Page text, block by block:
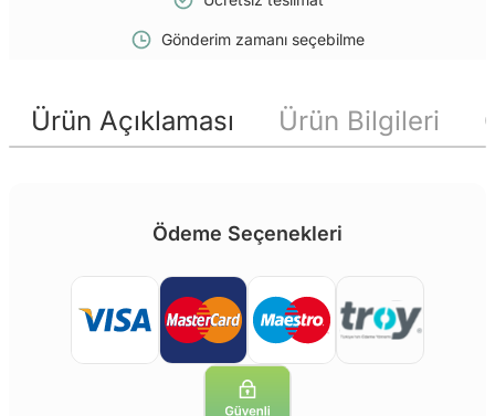
Gönderim zamanı seçebilme
Ürün Açıklaması Ürün Bilgileri
Ödeme Seçenekleri